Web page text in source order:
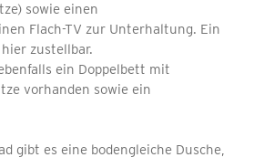
sowie einen
Flach-TV zur Unterhaltung. Ein
zustellbar.
ein Doppelbett mit
vorhanden sowie ein
gibt es eine bodengleiche Dusche,